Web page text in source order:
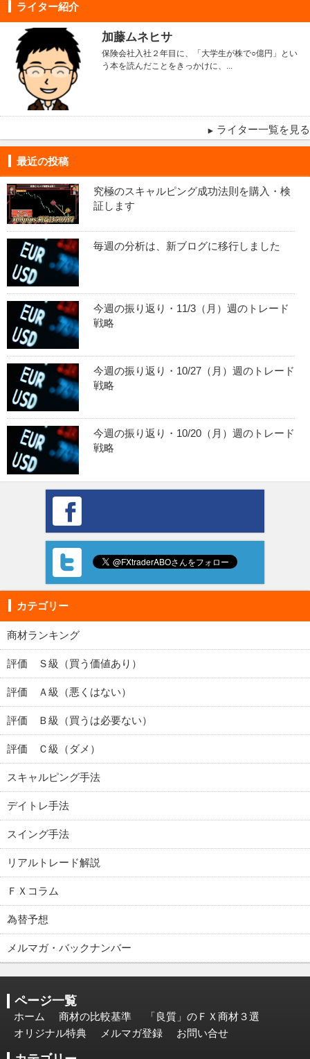
ライター紹介
加藤ムネヒサ
保険会社入社２年目に、「大学生が株で○億円」とい
う本を読んだことをきっかけに、...
ライター一覧を見る
最近の投稿
究極のスキャルピング成功法則を購入・検
証します
毎週の分析は、新ブログに移行しました
今週の振り返り・11/3（月）週のトレード
戦略
今週の振り返り・10/27（月）週のトレード
戦略
今週の振り返り・10/20（月）週のトレード
戦略
カテゴリー
商材ランキング
評価 Ｓ級（買う価値あり）
評価 Ａ級（悪くはない）
評価 Ｂ級（買うは必要ない）
評価 Ｃ級（ダメ）
スキャルピング手法
デイトレ手法
スイング手法
リアルトレード解説
ＦＸコラム
為替予想
メルマガ・バックナンバー
ページ一覧
ホーム 商材の比較基準
「良質」のＦＸ商材３選
オリジナル特典
メルマガ登録 お問い合せ